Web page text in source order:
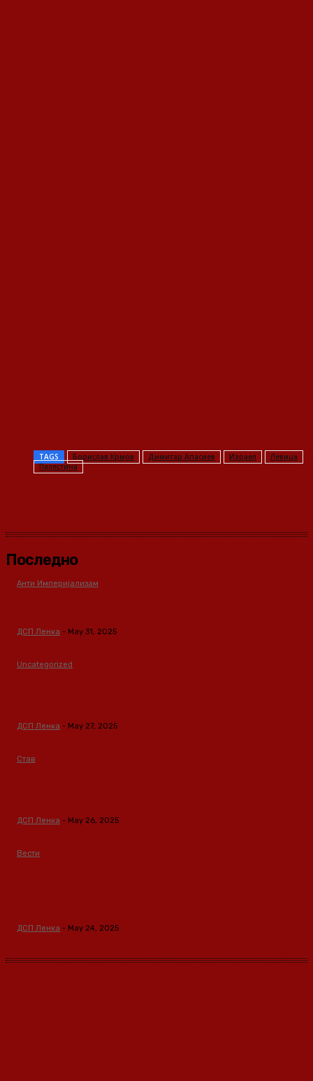
TAGS Борислав Крмов Димитар Апасиев Израел
Левица
Палестина
Последно
Анти Империјализам
ДСП Ленка - May 31, 2025
Uncategorized
ДСП Ленка - May 27, 2025
Став
ДСП Ленка - May 26, 2025
Вести
ДСП Ленка - May 24, 2025